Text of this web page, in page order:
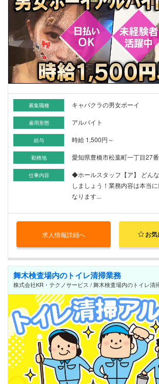
募集職種 キャバクラの男女ボーイ
雇用形態 アルバイト
給与 時給 1,500円～
勤務地 愛知県豊橋市松葉町一丁目27
仕事内容
◆ホールスタッフ【ア】 どん
しましょう！業務内容は本当
なります...
求人情報詳細へ お
舞木検査場内のトイレ清掃業務
株式会社KR・テクノサービス / 舞木検査場内のトイレ清